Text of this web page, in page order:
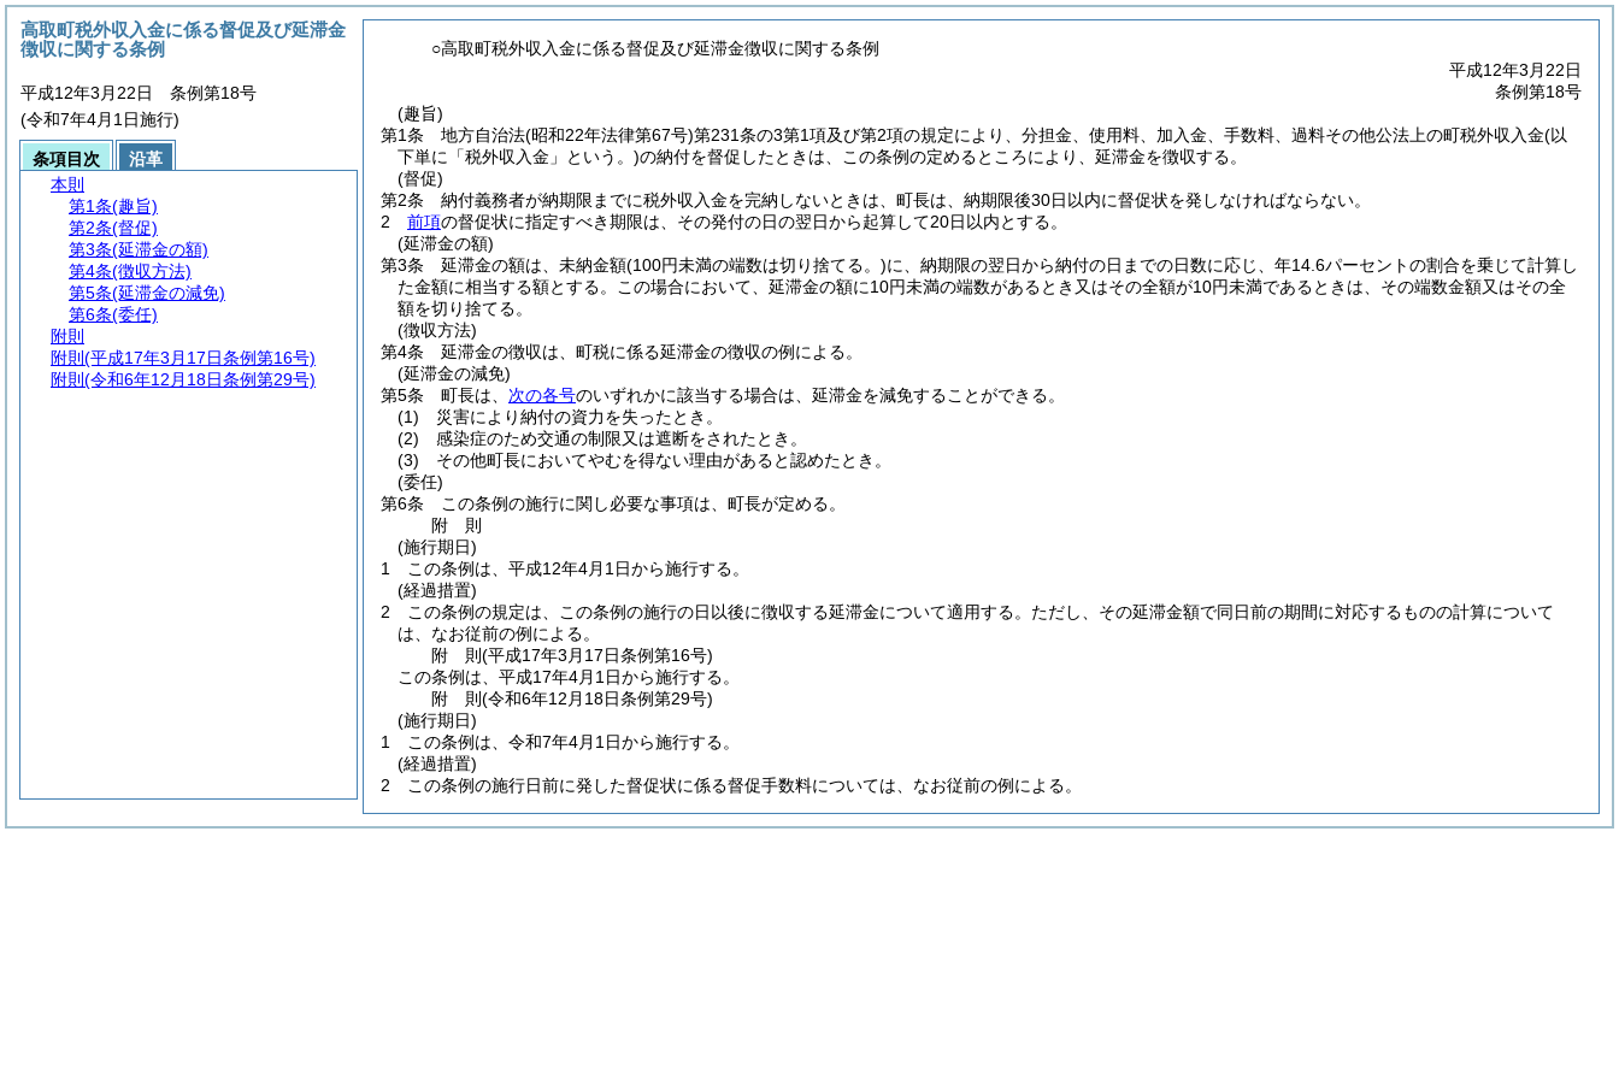
○高取町税外収入金に係る督促及び延滞金徴収に関する条例
平成12年3月22日
条例第18号
(趣旨)
第1条
地方自治法(昭和22年法律第67号)第231条の3第1項及び第2項の規定により、分担金、使用料、加入金、手数料、過料その他公法上の町税外収入金(以
下単に「税外収入金」という。)の納付を督促したときは、この条例の定めるところにより、延滞金を徴収する。
(督促)
第2条
納付義務者が納期限までに税外収入金を完納しないときは、町長は、納期限後30日以内に督促状を発しなければならない。
2
前項の督促状に指定すべき期限は、その発付の日の翌日から起算して20日以内とする。
(延滞金の額)
第3条
延滞金の額は、未納金額(100円未満の端数は切り捨てる。)に、納期限の翌日から納付の日までの日数に応じ、年14.6パーセントの割合を乗じて計算し
た金額に相当する額とする。
この場合において、延滞金の額に10円未満の端数があるとき又はその全額が10円未満であるときは、その端数金額又はその全
額を切り捨てる。
(徴収方法)
第4条
延滞金の徴収は、町税に係る延滞金の徴収の例による。
(延滞金の減免)
第5条
町長は、 次の各号のいずれかに該当する場合は、延滞金を減免することができる。
(1)
災害により納付の資力を失ったとき。
(2)
感染症のため交通の制限又は遮断をされたとき。
(3)
その他町長においてやむを得ない理由があると認めたとき。
(委任)
第6条
この条例の施行に関し必要な事項は、町長が定める。
附 則
(施行期日)
1
この条例は、平成12年4月1日から施行する。
(経過措置)
2
この条例の規定は、この条例の施行の日以後に徴収する延滞金について適用する。 ただし、その延滞金額で同日前の期間に対応するものの計算について
は、なお従前の例による。
附 則(平成17年3月17日条例第16号)
この条例は、平成17年4月1日から施行する。
附 則(令和6年12月18日条例第29号)
(施行期日)
1
この条例は、令和7年4月1日から施行する。
(経過措置)
2
この条例の施行日前に発した督促状に係る督促手数料については、なお従前の例による。
高取町税外収入金に係る督促及び延滞金
徴収に関する条例
平成12年3月22日 条例第18号
(令和7年4月1日施行)
条項目次
沿革
本則
第1条(趣旨)
第2条(督促)
第3条(延滞金の額)
第4条(徴収方法)
第5条(延滞金の減免)
第6条(委任)
附則
附則 (平成17年3月17日条例第16号)
附則 (令和6年12月18日条例第29号)